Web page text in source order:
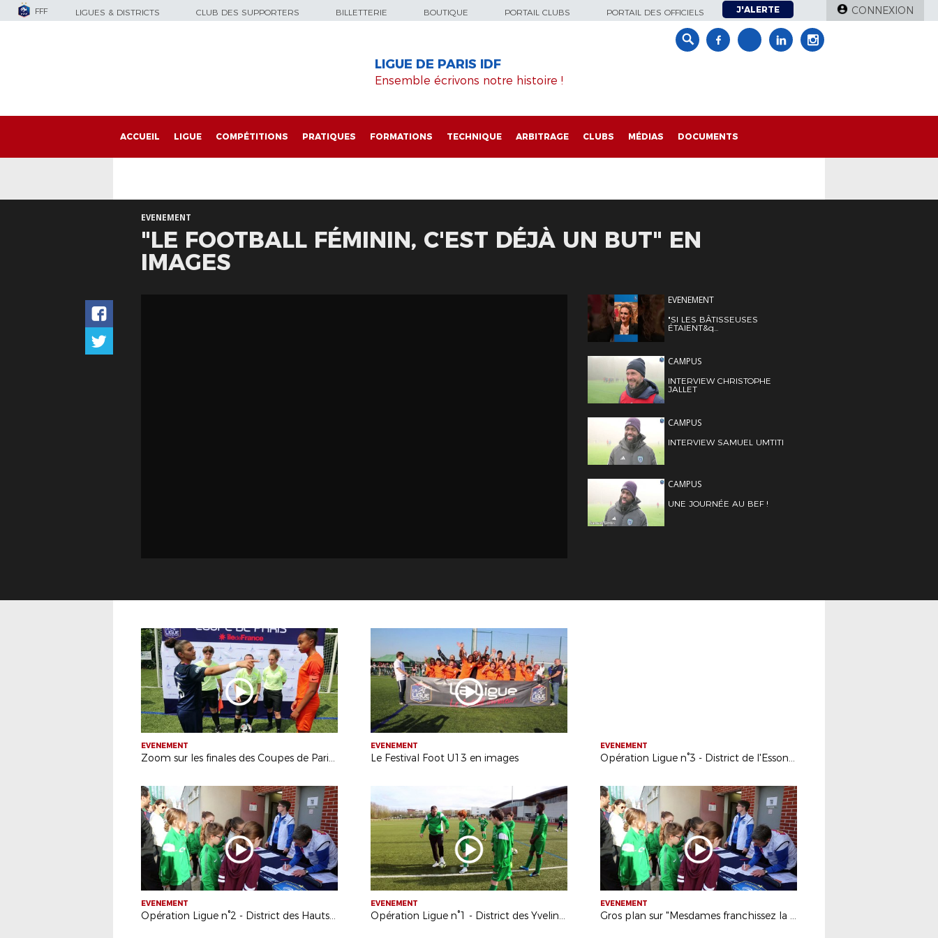
FFF LIGUES & DISTRICTS CLUB DES SUPPORTERS BILLETTERIE BOUTIQUE PORTAIL CLUBS PORTAIL DES OFFICIELS J'ALERTE CONNEXION
LIGUE DE PARIS IDF
Ensemble écrivons notre histoire !
ACCUEIL LIGUE COMPÉTITIONS PRATIQUES FORMATIONS TECHNIQUE ARBITRAGE CLUBS MÉDIAS DOCUMENTS
EVENEMENT
"LE FOOTBALL FÉMININ, C'EST DÉJÀ UN BUT" EN
IMAGES
EVENEMENT
"SI LES BÂTISSEUSES
ÉTAIENT&q...
CAMPUS
INTERVIEW CHRISTOPHE
JALLET
CAMPUS
INTERVIEW SAMUEL UMTITI
CAMPUS
UNE JOURNÉE AU BEF !
EVENEMENT
Zoom sur les finales des Coupes de Paris Crédit Mutuel IDF
EVENEMENT
Le Festival Foot U13 en images
EVENEMENT
Opération Ligue n°3 - District de l'Essonne
EVENEMENT
Opération Ligue n°2 - District des Hauts-de-Seine
EVENEMENT
Opération Ligue n°1 - District des Yvelines
EVENEMENT
Gros plan sur "Mesdames franchissez la barrière"